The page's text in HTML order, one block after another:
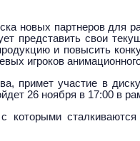
новых партнеров для
представить свои
и повысить
игроков
примет участие в
26 ноября в 17:00 в
которыми